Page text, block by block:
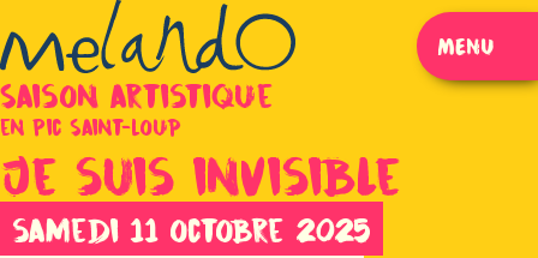
Saison artistique
en Pic Saint-Loup
MENU
FERMER
Je suis invisible
samedi 11 octobre 2025